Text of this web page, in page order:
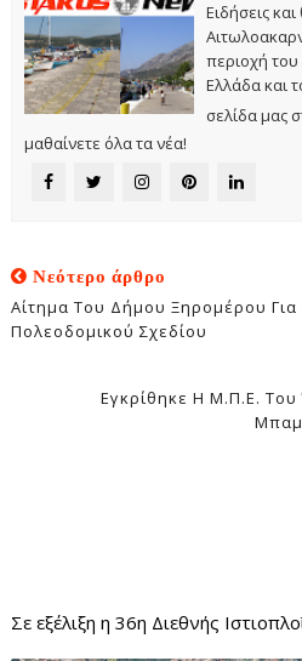
Ειδήσεις
περιοχή
Ελλάδα και
σελίδα μας
μαθαίνετε όλα τα νέα!
Νεότερο άρθρο
Αίτημα Του Δήμου Ξηρομέρου
Πολεοδομικού Σχεδίου
Εγκρίθηκε Η Μ.Π.Ε.
Σε εξέλιξη η 36η Διεθνής